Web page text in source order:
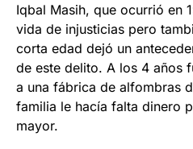
Iqbal Masih, que ocurrió en
vida de injusticias pero
corta edad dejó un
de este delito. A los 4 años
a una fábrica de alfombras
familia le hacía falta dinero
mayor.